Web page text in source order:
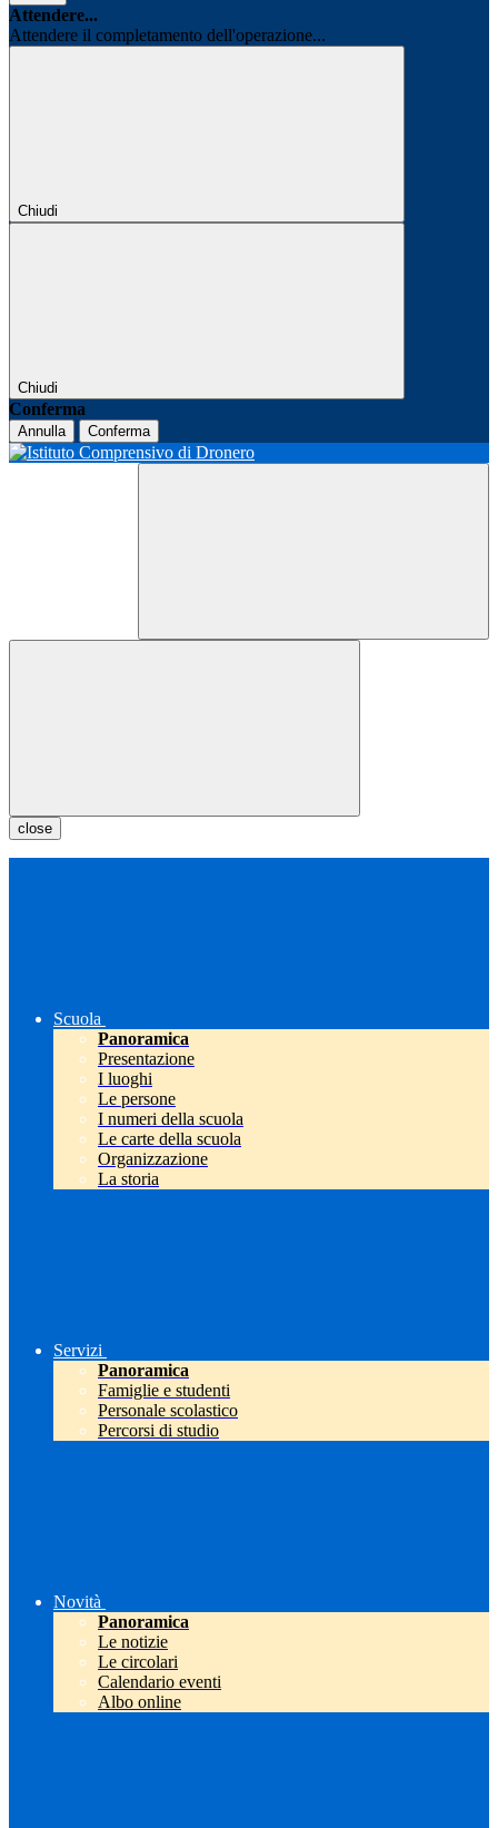
Attendere...
Attendere il completamento dell'operazione...
Chiudi
Chiudi
Conferma
Annulla Conferma
close
Scuola
Panoramica
Presentazione
I luoghi
Le persone
I numeri della scuola
Le carte della scuola
Organizzazione
La storia
Servizi
Panoramica
Famiglie e studenti
Personale scolastico
Percorsi di studio
Novità
Panoramica
Le notizie
Le circolari
Calendario eventi
Albo online